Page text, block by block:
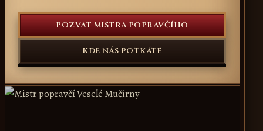
POZVAT MISTRA POPRAVČÍHO
KDE NÁS POTKÁTE